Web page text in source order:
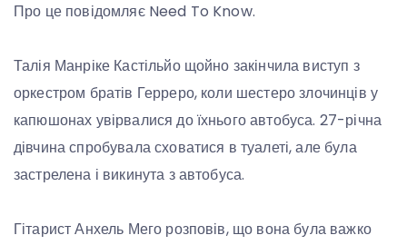
Про це повідомляє Need To Know.
Талія Манріке Кастільйо щойно закінчила виступ з
оркестром братів Герреро, коли шестеро злочинців у
капюшонах увірвалися до їхнього автобуса. 27-річна
дівчина спробувала сховатися в туалеті, але була
застрелена і викинута з автобуса.
Гітарист Анхель Мего розповів, що вона була важко